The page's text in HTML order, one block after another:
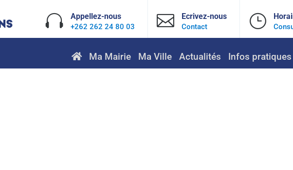
 Appellez-nous
+262 262 24 80 03  Ecrivez-nous
Contact }
Ma Mairie Ma Ville Actualités Infos pratiques